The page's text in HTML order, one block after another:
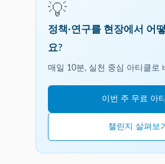
💡
정책·연구를 현장에서 어
요?
매일 10분, 실천 중심 아티클로
이번 주 무료 아
챌린지 살펴보기